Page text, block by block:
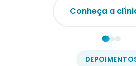
Conheça a